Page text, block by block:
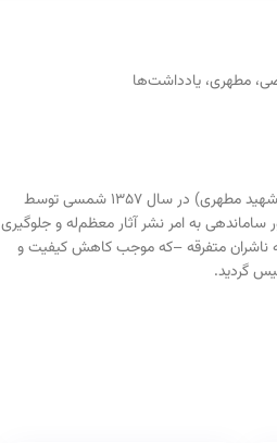
، مطهری، یادداشت‌ها
(مرکز نشر آثار استاد شهید مطهری) در سال ۱۳۵۷ شمسی توسط
ساماندهی به امر نشر آثار معظم‌له و جلوگیری
ناشران متفرقه –که موجب کاهش کیفیت و
گردید.